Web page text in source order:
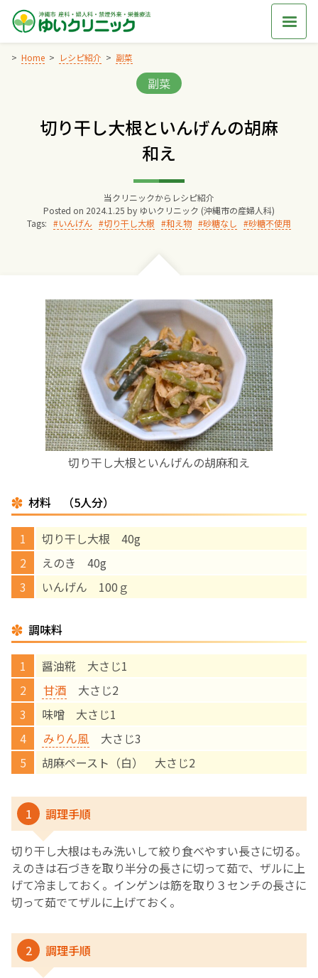
Skip
content
Home レシピ紹介 副菜
Categories:
副菜
切り干し大根といんげんの胡麻
和え
当クリニックからレシピ紹介
Posted on 2024.1.25 by ゆいクリニック (沖縄市の産婦人科)
Tags:
いんげん 切り干し大根 和え物 砂糖なし 砂糖不使用
切り干し大根といんげんの胡麻和え
材料 （5人分）
切り干し大根 40g
えのき 40g
いんげん 100ｇ
調味料
醤油糀 大さじ1
甘酒 大さじ2
味噌 大さじ1
みりん風 大さじ3
胡麻ペースト（白） 大さじ2
1 調理手順
切り干し大根はもみ洗いして絞り食べやすい長さに切る。
えのきは石づきを取り半分の長さに切って茹で、ザルに上
げて冷ましておく。インゲンは筋を取り３センチの長さに
切って茹でてザルに上げておく。
2 調理手順
交通アクセス
院長からのごあいさつ
ゆいクリニックの経営理念
診療料金
妊婦健診
お産について
親と子の結びつき支援
母乳育児
予防接種
‘さんルーム’ でさまざまな講座・クラス
遠方にお住まいで当院での出産を希望される方へ